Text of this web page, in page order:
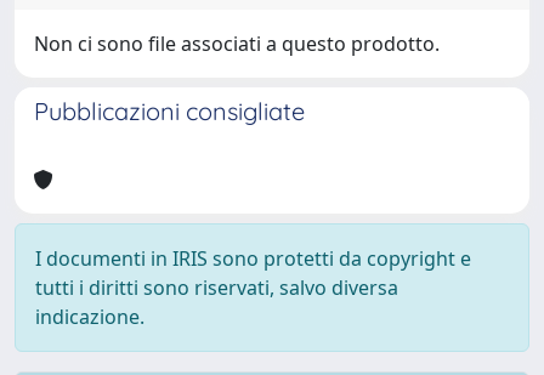
Non ci sono file associati a questo prodotto.
Pubblicazioni consigliate
I documenti in IRIS sono protetti da copyright e
tutti i diritti sono riservati, salvo diversa
indicazione.